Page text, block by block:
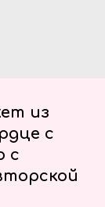
из
с
с